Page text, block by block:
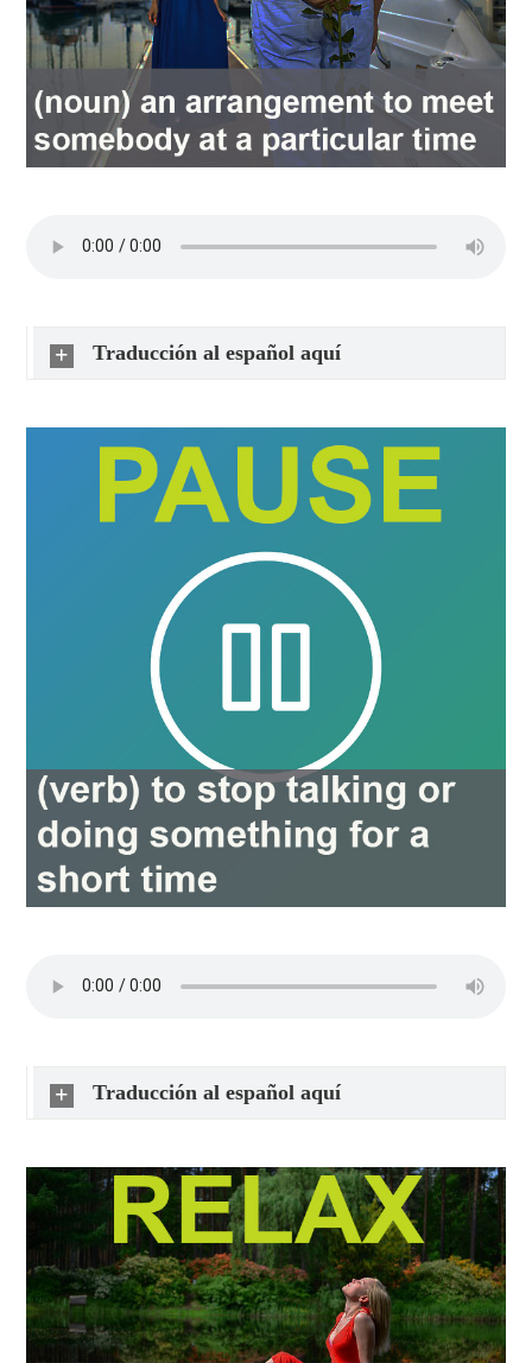
Traducción al español aquí
Traducción al español aquí